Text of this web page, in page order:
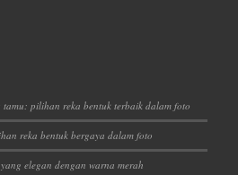
pilihan reka bentuk terbaik dalam foto
reka bentuk bergaya dalam foto
elegan dengan warna merah